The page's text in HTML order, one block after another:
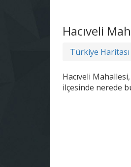
Hacıveli
Türkiye Haritası
Hacıveli
ilçesinde nerede